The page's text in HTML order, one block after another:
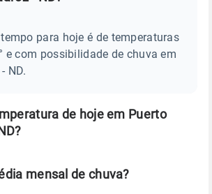
para hoje é de temperaturas
e com possibilidade de chuva em
ND.
de hoje em Puerto
mensal de chuva?